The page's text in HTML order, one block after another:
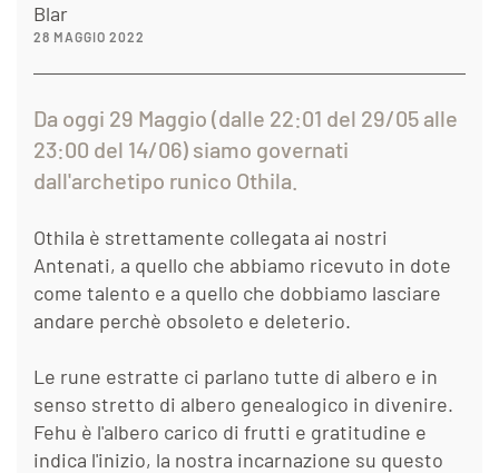
Blar
28 MAGGIO 2022
Da oggi 29 Maggio (dalle 22:01 del 29/05 alle
23:00 del 14/06) siamo governati
dall'archetipo runico Othila.
Othila è strettamente collegata ai nostri
Antenati, a quello che abbiamo ricevuto in dote
come talento e a quello che dobbiamo lasciare
andare perchè obsoleto e deleterio.
Le rune estratte ci parlano tutte di albero e in
senso stretto di albero genealogico in divenire.
Fehu è l'albero carico di frutti e gratitudine e
indica l'inizio, la nostra incarnazione su questo